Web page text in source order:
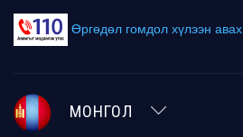
Өргөдөл гомдол хүлээн авах
МОНГОЛ